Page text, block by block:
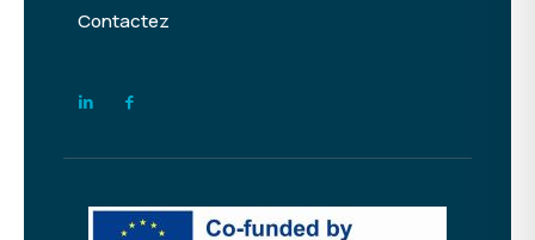
Contactez